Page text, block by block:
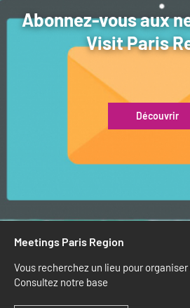
Abonnez-vous aux
Visit Paris
Découvrir
Meetings Paris Region
Vous recherchez un lieu pour
Consultez notre base